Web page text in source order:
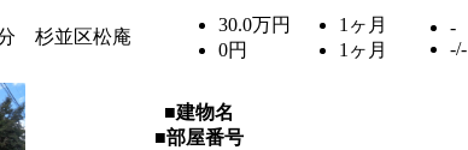
杉並区松庵
30.0万円
0円
1ヶ月
1ヶ月
-
-/-
■建物名
■部屋番号